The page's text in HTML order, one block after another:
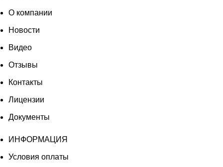
О компании
Новости
Видео
Отзывы
Контакты
Лицензии
Документы
ИНФОРМАЦИЯ
Условия оплаты